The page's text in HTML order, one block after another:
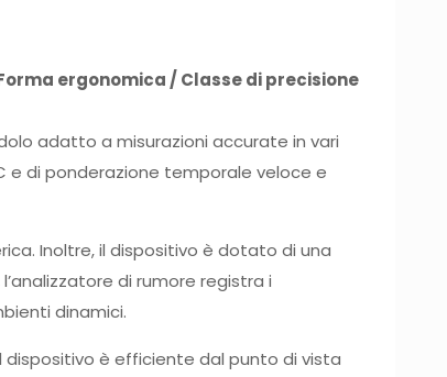
ergonomica / Classe di precisione
adatto a misurazioni accurate in vari
e di ponderazione temporale veloce e
Inoltre, il dispositivo è dotato di una
di rumore registra i
dinamici.
dispositivo è efficiente dal punto di vista